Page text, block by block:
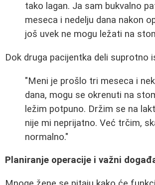
tako lagan. Ja sam bukvalno
meseca i nedelju dana nakon
još uvek ne mogu ležati na
Dok druga pacijentka deli suprotno
"Meni je prošlo tri meseca i
dana, mogu se okrenuti na
ležim potpuno. Držim se na
nije mi neprijatno. Već trčim,
normalno."
Planiranje operacije i važni